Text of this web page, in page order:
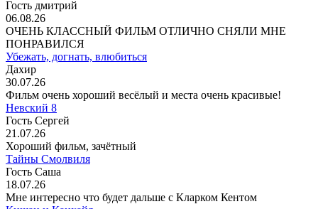
Гость дмитрий
06.08.26
ОЧЕНЬ КЛАССНЫЙ ФИЛЬМ ОТЛИЧНО СНЯЛИ МНЕ
ПОНРАВИЛСЯ
Убежать, догнать, влюбиться
Дахир
30.07.26
Фильм очень хороший весёлый и места очень красивые!
Невский 8
Гость Сергей
21.07.26
Хороший фильм, зачётный
Тайны Смолвиля
Гость Саша
18.07.26
Мне интересно что будет дальше с Кларком Кентом